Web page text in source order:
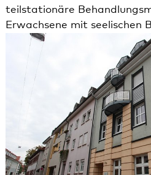
teilstationäre
Erwachsene mit seelischen